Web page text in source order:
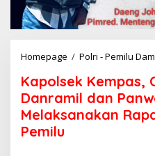
Homepage / Polri - Pemilu
Kapolsek Kempas,
Danramil dan
Melaksanakan
Pemilu